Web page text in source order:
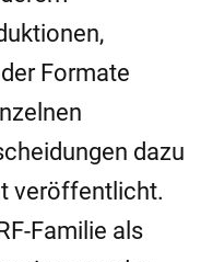
Formate
dazu
veröffentlicht.
Familie als